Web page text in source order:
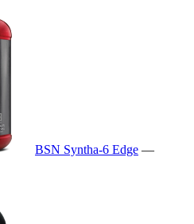
BSN Syntha-6 Edge —